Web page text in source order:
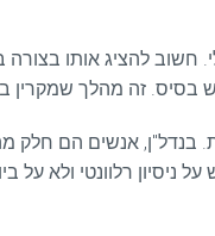
חשוב להציג אותו בצורה
זה מהלך שמקרין
בנדל"ן, אנשים הם חלק
ניסיון רלוונטי ולא על